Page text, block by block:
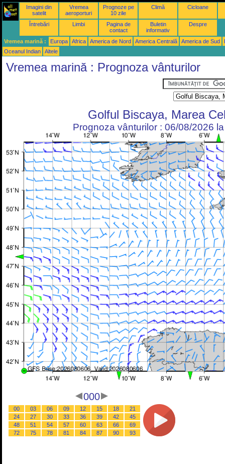
Imagini din
satelit
Vremea
aeroporturi
Prognoze pe
10 zile
Climă Cicloane
Întrebări Limbi
Pagina de
contact
Buletin
informativ
Despre
Vremea marină : Europa Africa America de Nord America Centrală America de Sud
Oceanul Indian
Altele
Vremea marină : Prognoza vânturilor
Golful Biscaya, Marea
Prognoza vânturilor : 06/08/2026
000
00 03 06 09 12 15 18
21
24
27 30 33 36 39 42
45
48
51 54 57 60 63 66
69
72
75 78 81 84 87 90 93